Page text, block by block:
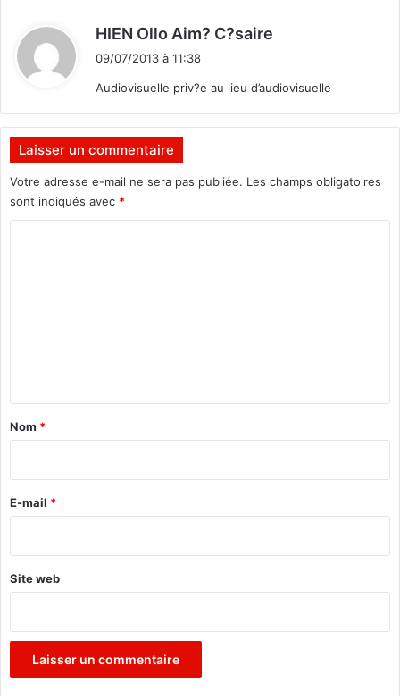
HIEN Ollo Aim? C?saire
:
09/07/2013 à 11:38
Audiovisuelle priv?e au lieu d’audiovisuelle
Laisser un commentaire
Votre adresse e-mail ne sera pas publiée. Les champs obligatoires
sont indiqués avec *
a
e
Nom *
E-mail *
Site web